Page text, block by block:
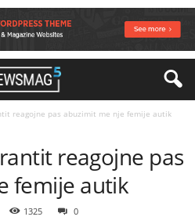
reagojne pas abuzimit me nje femije autik
reagojne pas
femije autik
1325 0